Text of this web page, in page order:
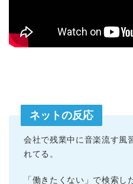
ネットの反応
会社で残業中に音楽流す風
れてる。
「働きたくない」で検索